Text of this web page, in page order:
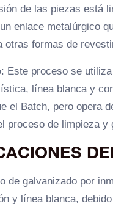
de las piezas está
enlace metalúrgico
otras formas de
: Este proceso se
línea blanca y
el Batch, pero opera
proceso de limpieza
de galvanizado por
y línea blanca,